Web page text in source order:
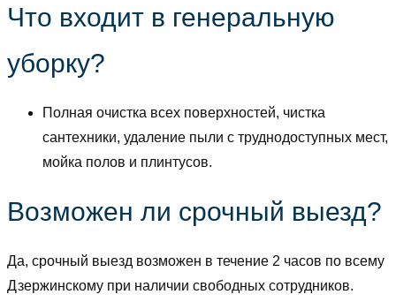
Что входит в генеральную
уборку?
Полная очистка всех поверхностей, чистка
сантехники, удаление пыли с труднодоступных мест,
мойка полов и плинтусов.
Возможен ли срочный выезд?
Да, срочный выезд возможен в течение 2 часов по всему
Дзержинскому при наличии свободных сотрудников.